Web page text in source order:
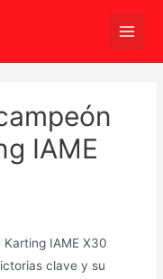
Main
IAME
IAME X30
clave y su